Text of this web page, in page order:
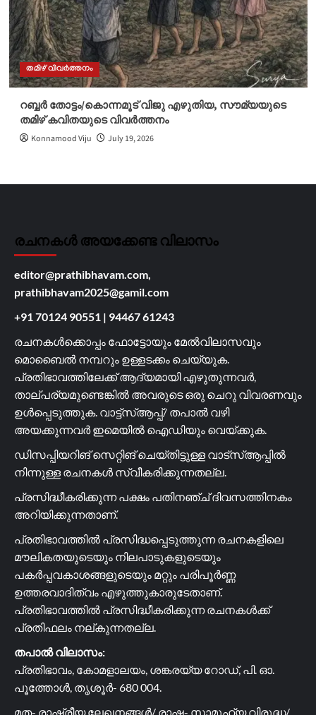
തമിഴ് വിവർത്തനം
റബ്ബർ തോട്ടം/കൊന്നമൂട് വിജു എഴുതിയ, സൗമ്യയുടെ
തമിഴ് കവിതയുടെ വിവർത്തനം
Konnamood Viju July 19, 2026
രചനകൾ അയക്കേണ്ട വിലാസം
editor@prathibhavam.com,
prathibhavam2025@gamil.com
+91 70124 90551 | 94467 61243
രചനകൾക്കൊപ്പം ഫോട്ടോയും മേൽവിലാസവും
മൊബൈൽ നമ്പറും ഉള്ളടക്കം ചെയ്യുക.
പ്രതിഭാവത്തിലേക്ക് ആദ്യമായി എഴുതുന്നവർ,
താല്പര്യമുണ്ടെങ്കിൽ അവരുടെ ഒരു ചെറു വിവരണവും
ഉൾപ്പെടുത്തുക. വാട്ട്സ്ആപ്പ്/ തപാൽ വഴി
അയക്കുന്നവർ ഇമെയിൽ ഐഡിയും വെയ്ക്കുക.
ഡിസപ്പിയറിങ് സെറ്റിങ് ചെയ്തിട്ടുള്ള വാട്സ്ആപ്പിൽ
നിന്നുള്ള രചനകൾ സ്വീകരിക്കുന്നതല്ല.
പ്രസിദ്ധീകരിക്കുന്ന പക്ഷം പതിനഞ്ച് ദിവസത്തിനകം
അറിയിക്കുന്നതാണ്.
പ്രതിഭാവത്തിൽ പ്രസിദ്ധപ്പെടുത്തുന്ന രചനകളിലെ
മൗലികതയുടെയും നിലപാടുകളുടെയും
പകർപ്പവകാശങ്ങളുടെയും മറ്റും പരിപൂർണ്ണ
ഉത്തരവാദിത്വം എഴുത്തുകാരുടേതാണ്.
പ്രതിഭാവത്തിൽ പ്രസിദ്ധീകരിക്കുന്ന രചനകൾക്ക്
പ്രതിഫലം നല്കുന്നതല്ല.
തപാൽ വിലാസം:
പ്രതിഭാവം, കോമളാലയം, ശങ്കരയ്യ റോഡ്, പി. ഓ.
പൂത്തോൾ, തൃശൂർ- 680 004.
മത- രാഷ്ട്രീയ ലേഖനങ്ങൾ/ രാഷ്ട- സാമൂഹ്യ വിരുദ്ധ/